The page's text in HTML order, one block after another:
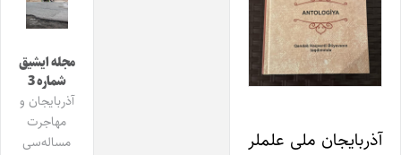
آذربایجان ملی علملر
مجله ایشیق
شماره 3
آذربایجان و
مهاجرت
مساله‌سی